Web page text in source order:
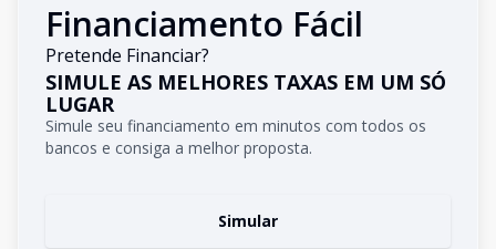
Financiamento Fácil
Pretende Financiar?
SIMULE AS MELHORES TAXAS EM UM SÓ
LUGAR
Simule seu financiamento em minutos com todos os
bancos e consiga a melhor proposta.
Simular